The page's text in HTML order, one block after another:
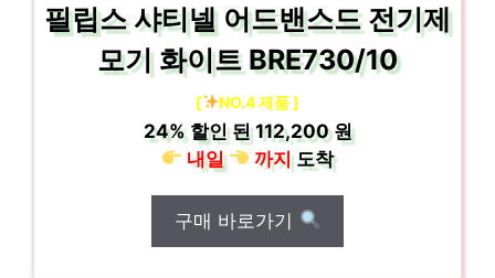
필립스 샤티넬 어드밴스드 전기제
모기 화이트 BRE730/10
[ NO.4 제품 ]
24%할인 된112,200 원
내일
까지도착
구매 바로가기